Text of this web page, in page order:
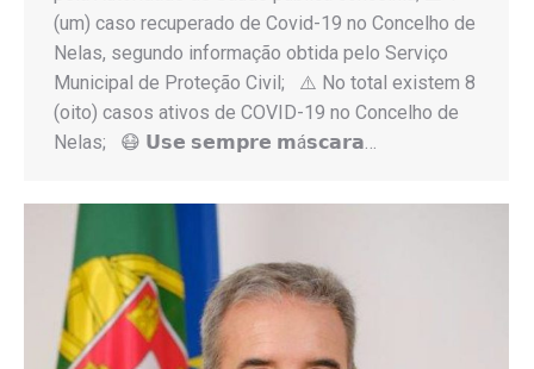
(um) caso recuperado de Covid-19 no Concelho de
Nelas, segundo informação obtida pelo Serviço
Municipal de Proteção Civil; ⚠️ No total existem 8
(oito) casos ativos de COVID-19 no Concelho de
Nelas; 😷 𝗨𝘀𝗲 𝘀𝗲𝗺𝗽𝗿𝗲 𝗺á𝘀𝗰𝗮𝗿𝗮…